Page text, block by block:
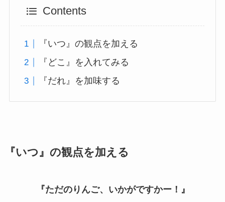
Contents
『いつ』の観点を加える
『どこ』を入れてみる
『だれ』を加味する
『いつ』の観点を加える
『ただのりんご、いかがですかー！』